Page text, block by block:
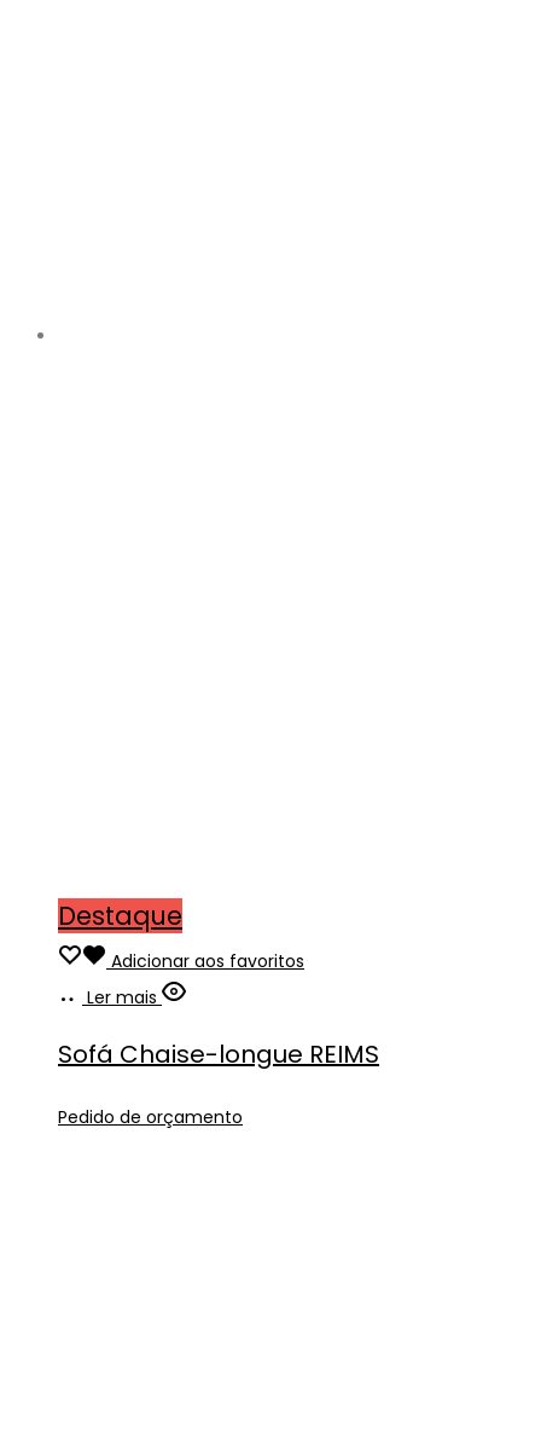
Destaque
Adicionar aos favoritos
Ler mais
Sofá Chaise-longue REIMS
Pedido de orçamento